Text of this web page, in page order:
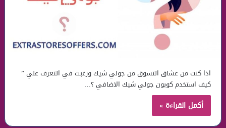
اذا كنت من عشاق التسوق من جولي شيك ورغبت في التعرف علي ”
كيف استخدم كوبون جولي شيك الاضافي ؟…
أكمل القراءة »